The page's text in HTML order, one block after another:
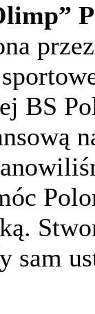
BS
sam